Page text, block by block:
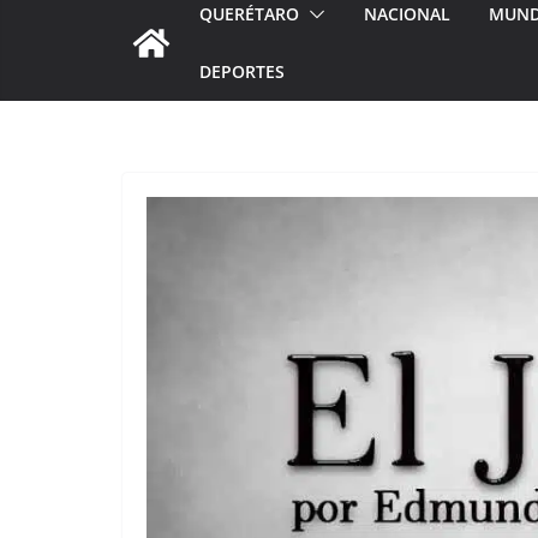
QUERÉTARO NACIONAL
DEPORTES